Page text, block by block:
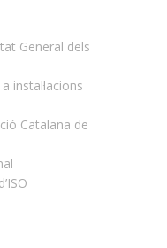
General dels
instal·lacions
Catalana de